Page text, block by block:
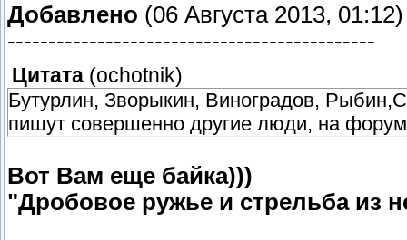
Добавлено (06 Августа 2013, 01:12)
---------------------------------------------
Цитата (ochotnik)
Бутурлин, Зворыкин, Виноградов,
пишут совершенно другие люди, на
Вот Вам еще байка)))
"Дробовое ружье и стрельба из